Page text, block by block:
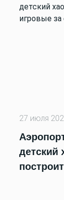
27 июля
детский